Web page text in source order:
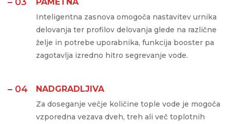
Inteligentna zasnova omogoča nastavitev urnika
delovanja ter profilov delovanja glede na različne
želje in potrebe uporabnika, funkcija booster pa
zagotavlja izredno hitro segrevanje vode.
– 04 NADGRADLJIVA
Za doseganje večje količine tople vode je mogoča
vzporedna vezava dveh, treh ali več toplotnih